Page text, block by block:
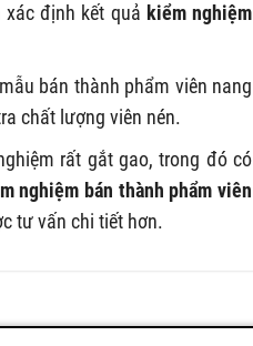
định kết quả kiểm nghiệm
bán thành phẩm viên nang
chất lượng viên nén.
rất gắt gao, trong đó có
nghiệm bán thành phẩm viên
tư vấn chi tiết hơn.